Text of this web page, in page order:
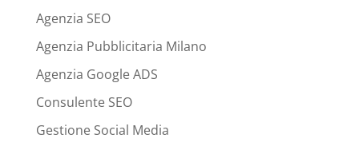
Agenzia SEO
Agenzia Pubblicitaria Milano
Agenzia Google ADS
Consulente SEO
Gestione Social Media